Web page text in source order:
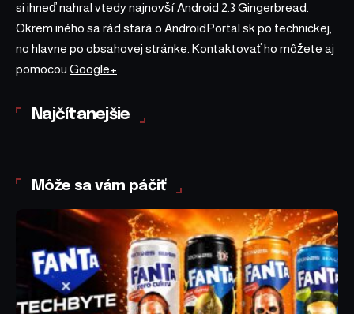
si ihneď nahral vtedy najnovší Android 2.3 Gingerbread.
Okrem iného sa rád stará o AndroidPortal.sk po technickej,
no hlavne po obsahovej stránke. Kontaktovať ho môžete aj
pomocou Google+
Najčítanejšie
Môže sa vám páčiť